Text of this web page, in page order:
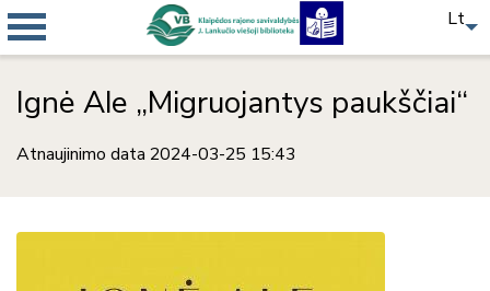
Ignė Ale „Migruojantys paukščiai“
Atnaujinimo data 2024-03-25 15:43
Lt